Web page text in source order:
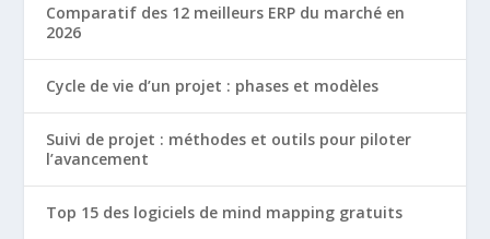
Comparatif des 12 meilleurs ERP du marché en
2026
Cycle de vie d’un projet : phases et modèles
Suivi de projet : méthodes et outils pour piloter
l’avancement
Top 15 des logiciels de mind mapping gratuits